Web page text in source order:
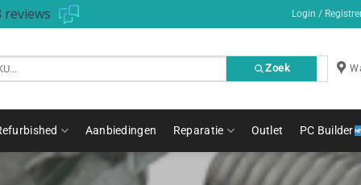
reviews Login /
Zoek
Aanbiedingen Reparatie Outlet PC Builder